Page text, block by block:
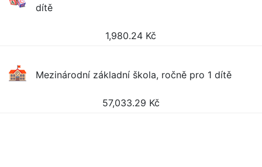
dítě
1,980.24 Kč
Mezinárodní základní škola, ročně pro 1 dítě
57,033.29 Kč